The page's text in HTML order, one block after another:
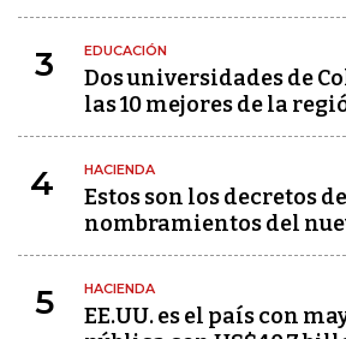
3 EDUCACIÓN
Dos universidades de
las 10 mejores de la
4 HACIENDA
Estos son los decretos
nombramientos del
5 HACIENDA
EE.UU. es el país con